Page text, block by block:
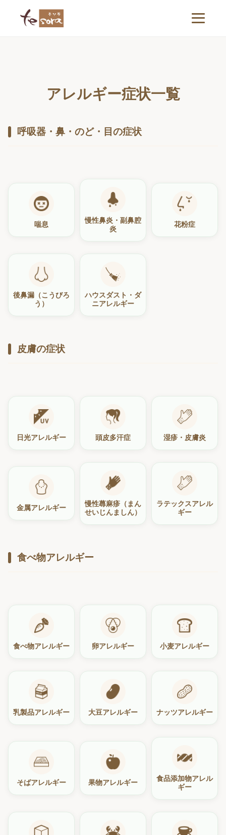
アレルギー症状一覧
呼吸器・鼻・のど・目の症状
喘息
慢性鼻炎・副鼻腔
炎
花粉症
後鼻漏（こうびろ
う）
ハウスダスト・ダ
ニアレルギー
皮膚の症状
日光アレルギー 頭皮多汗症 湿疹・皮膚炎
金属アレルギー
慢性蕁麻疹（まん
せいじんましん）
ラテックスアレル
ギー
食べ物アレルギー
食べ物アレルギー 卵アレルギー 小麦アレルギー
乳製品アレルギー 大豆アレルギー ナッツアレルギー
そばアレルギー 果物アレルギー
食品添加物アレル
ギー